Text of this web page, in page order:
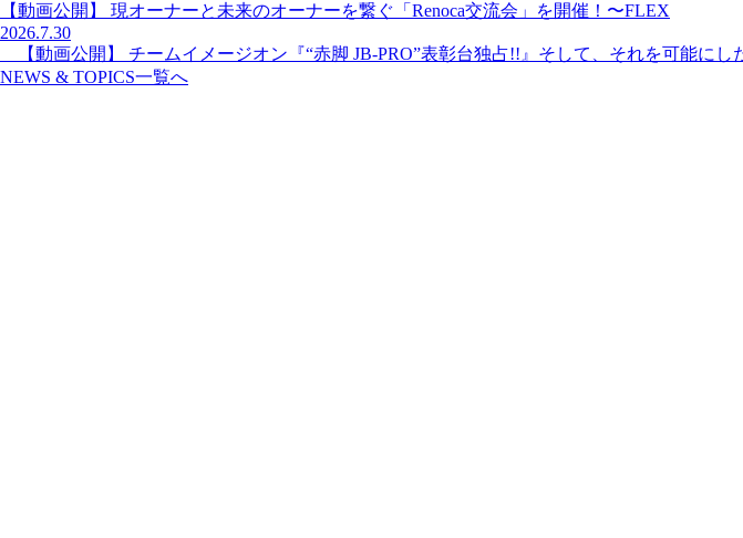
【動画公開】 現オーナーと未来のオーナーを繋ぐ「Renoca交流会」を開催！〜FLEX
2026.7.30
【動画公開】 チームイメージオン『“赤脚 JB-PRO”表彰台独占!!』そして、それを可能にし
NEWS & TOPICS一覧へ